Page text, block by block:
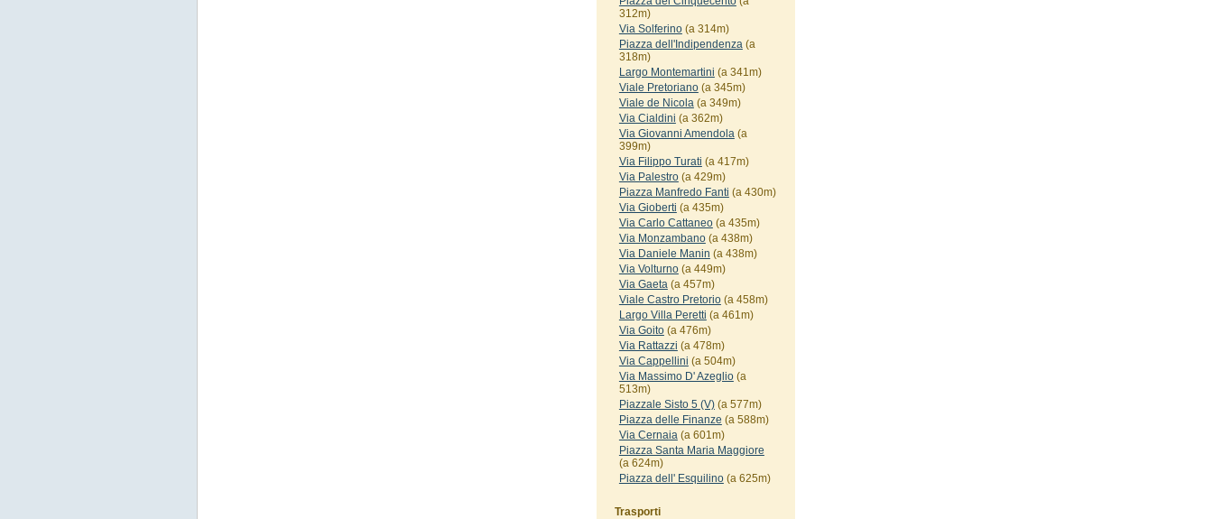
312m)
Via Solferino(a 314m)
Piazza dell'Indipendenza(a
318m)
Largo Montemartini (a 341m)
Viale Pretoriano(a 345m)
Viale de Nicola(a 349m)
Via Cialdini (a 362m)
Via Giovanni Amendola(a
399m)
Via Filippo Turati (a 417m)
Via Palestro(a 429m)
Piazza Manfredo Fanti (a 430m)
Via Gioberti (a 435m)
Via Carlo Cattaneo(a 435m)
Via Monzambano(a 438m)
Via Daniele Manin (a 438m)
Via Volturno(a 449m)
Via Gaeta(a 457m)
Viale Castro Pretorio(a 458m)
Largo Villa Peretti (a 461m)
Via Goito(a 476m)
Via Rattazzi (a 478m)
Via Cappellini (a 504m)
Via Massimo D' Azeglio(a
513m)
Piazzale Sisto 5 (V)(a 577m)
Piazza delle Finanze (a 588m)
Via Cernaia(a 601m)
Piazza Santa Maria Maggiore
(a 624m)
Piazza dell' Esquilino(a 625m)
Trasporti